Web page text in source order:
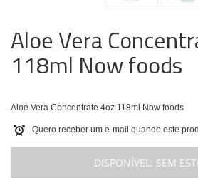
Aloe Vera
118ml Now foods
Aloe Vera Concentrate 4oz 118ml Now foods
Quero receber um e-mail quando este
DISPONÍVEL: SEM